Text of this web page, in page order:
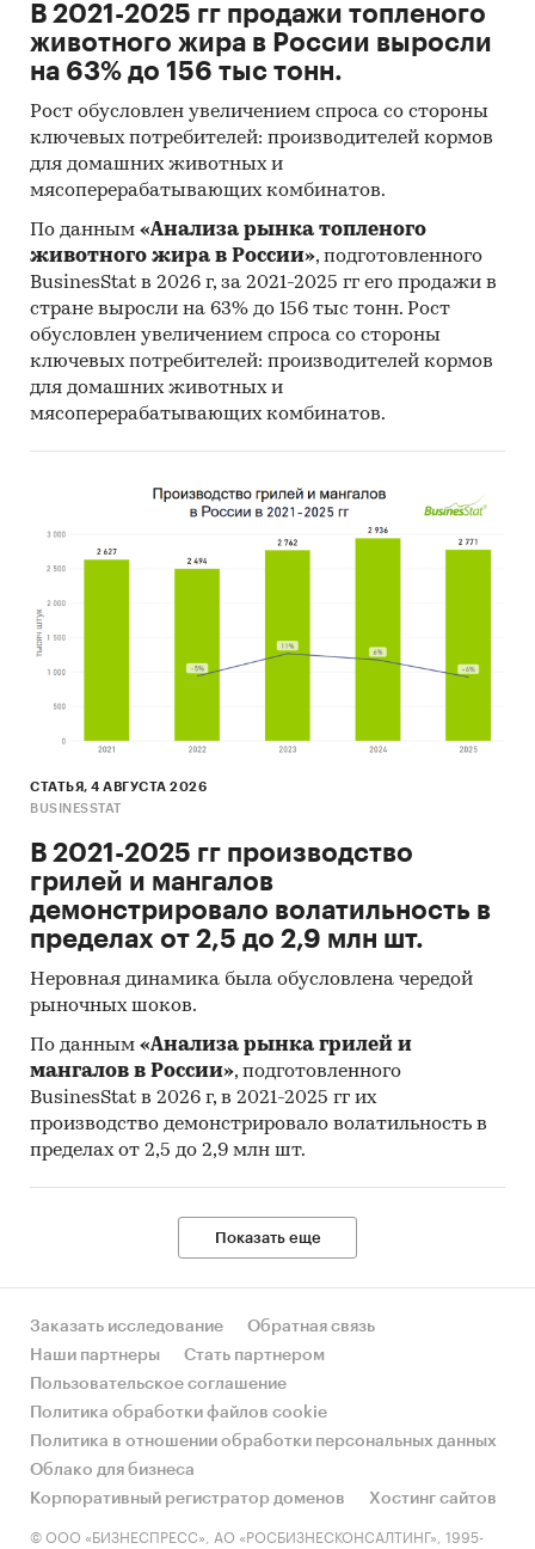
В 2021-2025 гг продажи топленого
животного жира в России выросли
на 63% до 156 тыс тонн.
Рост обусловлен увеличением спроса со стороны
ключевых потребителей: производителей кормов
для домашних животных и
мясоперерабатывающих комбинатов.
По данным «Анализа рынка топленого
животного жира в России», подготовленного
BusinesStat в 2026 г, за 2021-2025 гг его продажи в
стране выросли на 63% до 156 тыс тонн. Рост
обусловлен увеличением спроса со стороны
ключевых потребителей: производителей кормов
для домашних животных и
мясоперерабатывающих комбинатов.
СТАТЬЯ, 4 АВГУСТА 2026
BUSINESSTAT
В 2021-2025 гг производство
грилей и мангалов
демонстрировало волатильность в
пределах от 2,5 до 2,9 млн шт.
Неровная динамика была обусловлена чередой
рыночных шоков.
По данным «Анализа рынка грилей и
мангалов в России», подготовленного
BusinesStat в 2026 г, в 2021-2025 гг их
производство демонстрировало волатильность в
пределах от 2,5 до 2,9 млн шт.
Показать еще
Заказать исследование
Обратная связь
Наши партнеры
Стать партнером
Пользовательское соглашение
Политика обработки файлов cookie
Политика в отношении обработки персональных данных
Облако для бизнеса
Корпоративный регистратор доменов
Хостинг сайтов
© ООО «БИЗНЕСПРЕСС», АО «РОСБИЗНЕСКОНСАЛТИНГ», 1995-